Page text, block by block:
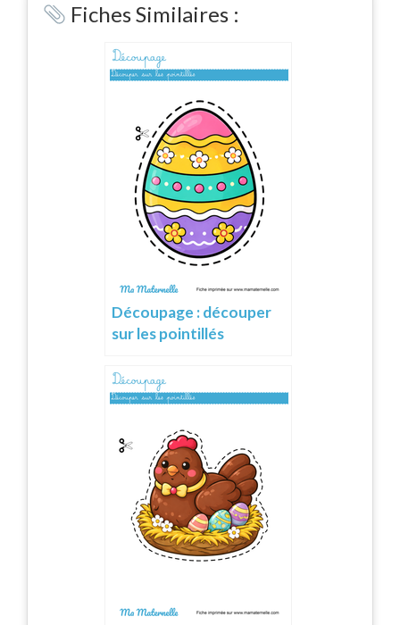
Fiches Similaires :
Découpage : découper
sur les pointillés